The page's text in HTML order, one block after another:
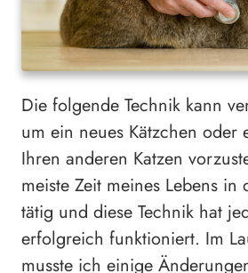
Die folgende Technik kann
um ein neues Kätzchen oder
Ihren anderen Katzen
meiste Zeit meines Lebens in
tätig und diese Technik hat
erfolgreich funktioniert. Im
musste ich einige